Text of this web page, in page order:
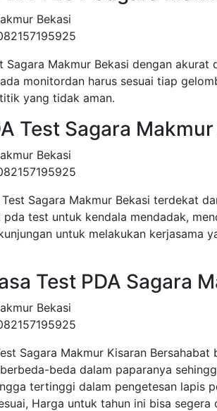
Bekasi
Sagara Makmur Bekasi dengan
monitordan harus sesuai tiap
yang tidak aman.
Test Sagara
Bekasi
Test Sagara Makmur Bekasi terdekat
pda test untuk kendala mendadak,
untuk melakukan kerjasama
Test PDA Sagara
Bekasi
Sagara Makmur Kisaran
beda dalam paparanya
tertinggi dalam pengetesan lapis
Harga untuk tahun ini bisa